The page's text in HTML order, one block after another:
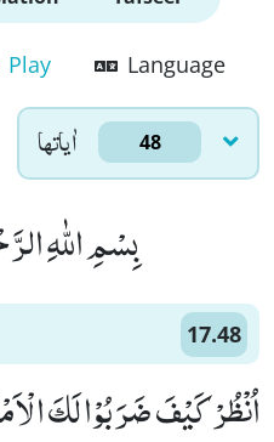
Play Language
اٰياتها 48
بِسْمِ اللّٰهِ
17.48
اُنْظُرْ كَیْفَ ضَرَبُوْا لَكَ